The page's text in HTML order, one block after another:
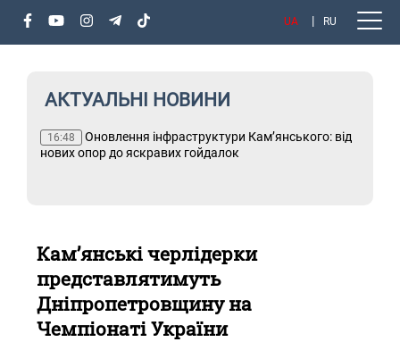
UA RU
АКТУАЛЬНІ НОВИНИ
16:48
Оновлення інфраструктури Кам’янського: від
нових опор до яскравих гойдалок
Кам’янські черлідерки
представлятимуть
Дніпропетровщину на
Чемпіонаті України